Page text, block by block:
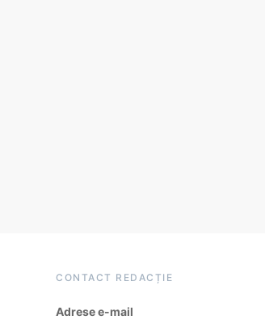
CONTACT REDACȚIE
Adrese e-mail